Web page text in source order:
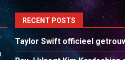
RECENT POSTS
Taylor Swift officieel